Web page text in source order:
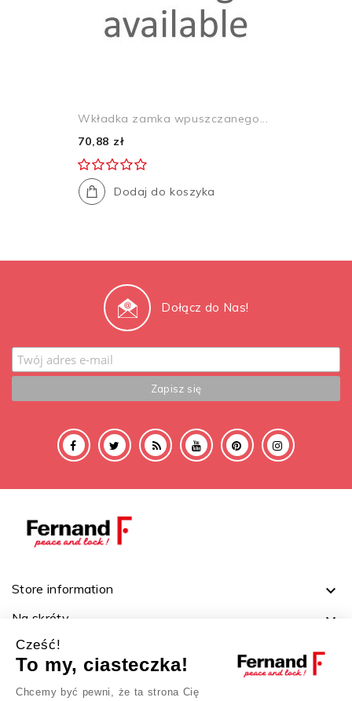
Wkładka zamka wpuszczanego...
70,88 zł
Dodaj do koszyka
Dołącz do Nas!
Store information 
Na skróty 
Ważne linki 
Twoje konto
Cześć!
To my, ciasteczka!
Chcemy być pewni, że ta strona Cię